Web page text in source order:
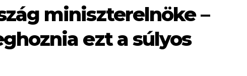
miniszterelnöke –
ezt a súlyos